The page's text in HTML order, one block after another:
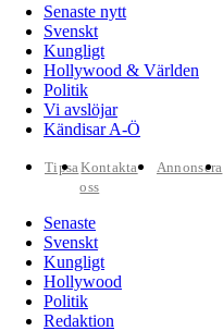
Senaste nytt
Svenskt
Kungligt
Hollywood & Världen
Politik
Vi avslöjar
Kändisar A-Ö
TipsaKontakta
oss
Annonsera
Senaste
Svenskt
Kungligt
Hollywood
Politik
Redaktion